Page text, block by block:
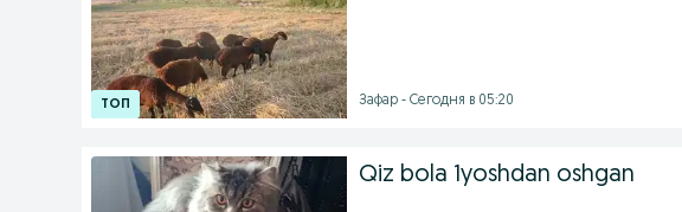
Зафар - Сегодня в 05:20
Qiz bola 1yoshdan oshgan